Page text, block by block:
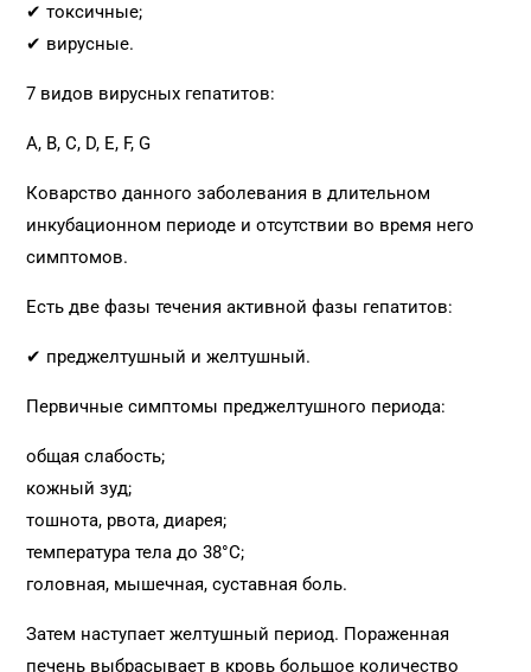
✔ токсичные;
✔ вирусные.
7 видов вирусных гепатитов:
А, B, C, D, E, F, G
Коварство данного заболевания в длительном
инкубационном периоде и отсутствии во время него
симптомов.
Есть две фазы течения активной фазы гепатитов:
✔ преджелтушный и желтушный.
Первичные симптомы преджелтушного периода:
общая слабость;
кожный зуд;
тошнота, рвота, диарея;
температура тела до 38°С;
головная, мышечная, суставная боль.
Затем наступает желтушный период. Пораженная
печень выбрасывает в кровь большое количество